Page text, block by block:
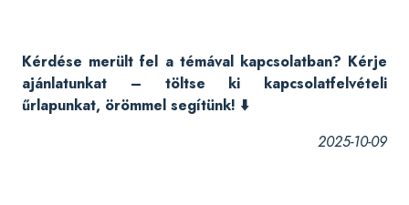
Kérdése merült fel a témával kapcsolatban? Kérje
ajánlatunkat – töltse ki kapcsolatfelvételi
űrlapunkat, örömmel segítünk! ⬇️
2025-10-09